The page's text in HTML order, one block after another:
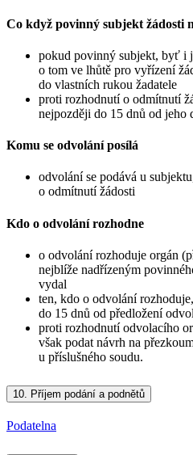
Co když povinný subjekt žádosti
pokud povinný subjekt, byť i
o tom ve lhůtě pro vyřízení
do vlastních rukou žadatele
proti rozhodnutí o odmítnutí
nejpozději do 15 dnů od jeho
Komu se odvolání posílá
odvolání se podává u
o odmítnutí žádosti
Kdo o odvolání rozhodne
o odvolání rozhoduje orgán
nejblíže nadřízeným
vydal
ten, kdo o odvolání
do 15 dnů od předložení
proti rozhodnutí odvolacího
však podat návrh na
u příslušného soudu.
10. Příjem podání a podnětů
Podatelna